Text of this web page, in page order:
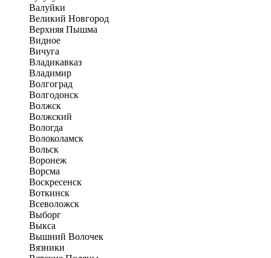
Валуйки
Великий Новгород
Верхняя Пышма
Видное
Вичуга
Владикавказ
Владимир
Волгоград
Волгодонск
Волжск
Волжский
Вологда
Волоколамск
Вольск
Воронеж
Ворсма
Воскресенск
Воткинск
Всеволожск
Выборг
Выкса
Вышний Волочек
Вязники